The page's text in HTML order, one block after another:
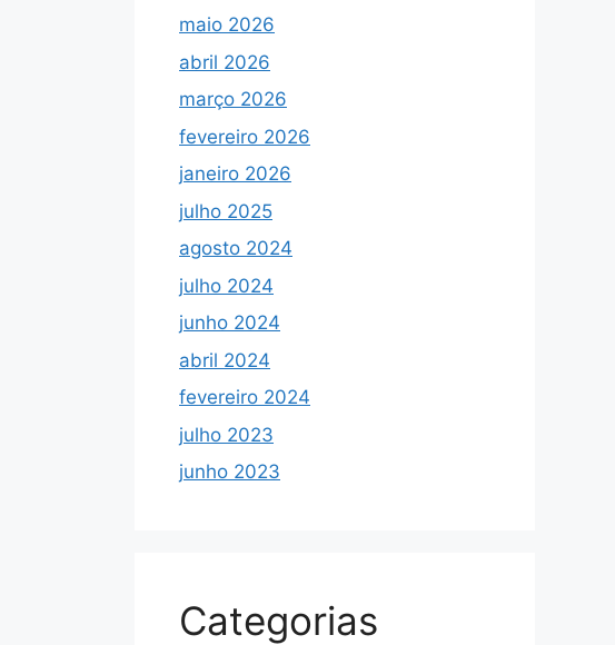
maio 2026
abril 2026
março 2026
fevereiro 2026
janeiro 2026
julho 2025
agosto 2024
julho 2024
junho 2024
abril 2024
fevereiro 2024
julho 2023
junho 2023
Categorias